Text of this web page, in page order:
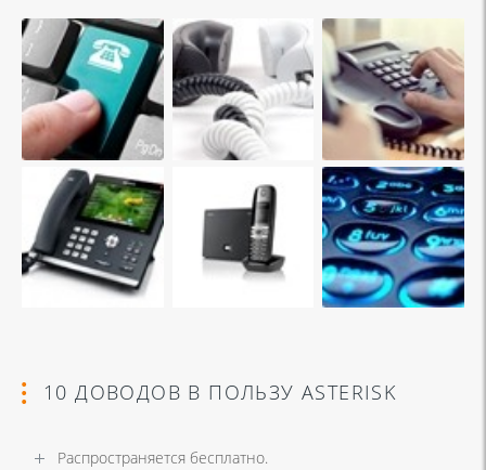
10 ДОВОДОВ В ПОЛЬЗУ ASTERISK
Распространяется бесплатно.